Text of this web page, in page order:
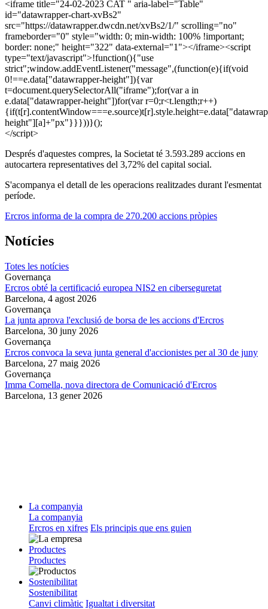
<iframe title="24-02-2023 CAT " aria-label="Table"
id="datawrapper-chart-xvBs2"
src="https://datawrapper.dwcdn.net/xvBs2/1/" scrolling="no"
frameborder="0" style="width: 0; min-width: 100% !important;
border: none;" height="322" data-external="1"></iframe><script
type="text/javascript">!function(){"use
strict";window.addEventListener("message",(function(e){if(void
0!==e.data["datawrapper-height"]){var
t=document.querySelectorAll("iframe");for(var a in
e.data["datawrapper-height"])for(var r=0;r<t.length;r++)
height"][a]+"px"}}}))}();
</script>
Després d'aquestes compres, la Societat té 3.593.289 accions en
autocartera representatives del 3,72% del capital social.
S'acompanya el detall de les operacions realitzades durant l'esmentat
període.
Ercros informa de la compra de 270.200 accions pròpies
Notícies
Totes les notícies
Governança
Ercros obté la certificació europea NIS2 en ciberseguretat
Barcelona, 4 agost 2026
Governança
La junta aprova l'exclusió de borsa de les accions d'Ercros
Barcelona, 30 juny 2026
Governança
Ercros convoca la seva junta general d'accionistes per al 30 de juny
Barcelona, 27 maig 2026
Governança
Imma Comella, nova directora de Comunicació d'Ercros
Barcelona, 13 gener 2026
La companyia
La companyia
Ercros en xifres Els principis que ens guien
Productes
Productes
Sostenibilitat
Sostenibilitat
Canvi climàtic Igualtat i diversitat